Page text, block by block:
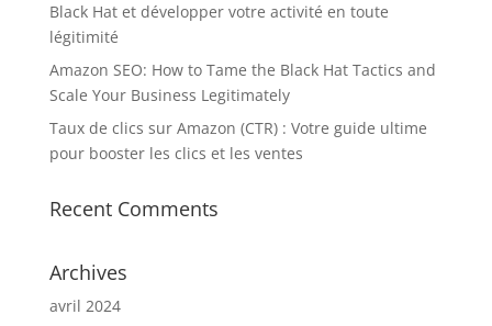
Black Hat et développer votre activité en toute
légitimité
Amazon SEO: How to Tame the Black Hat Tactics and
Scale Your Business Legitimately
Taux de clics sur Amazon (CTR) : Votre guide ultime
pour booster les clics et les ventes
Recent Comments
Archives
avril 2024